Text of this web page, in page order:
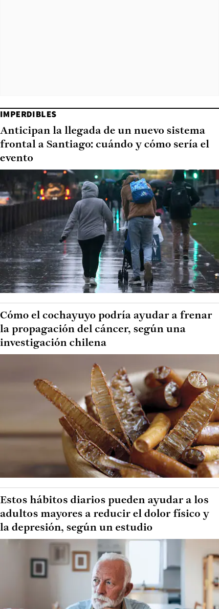
IMPERDIBLES
Anticipan la llegada de un nuevo sistema
frontal a Santiago: cuándo y cómo sería el
evento
Cómo el cochayuyo podría ayudar a frenar
la propagación del cáncer, según una
investigación chilena
Estos hábitos diarios pueden ayudar a los
adultos mayores a reducir el dolor físico y
la depresión, según un estudio